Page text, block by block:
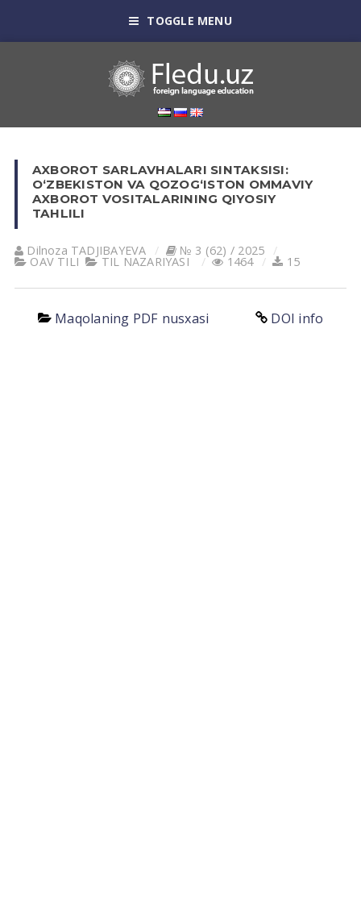
TOGGLE MENU
AXBOROT SARLAVHALARI SINTAKSISI:
O‘ZBEKISTON VA QOZOG‘ISTON OMMAVIY
AXBOROT VOSITALARINING QIYOSIY
TAHLILI
Dilnoza TADJIBAYEVA № 3 (62) / 2025
OAV TILI TIL NАZАRIYASI 1464 15
Maqolaning PDF nusxasi DOI info